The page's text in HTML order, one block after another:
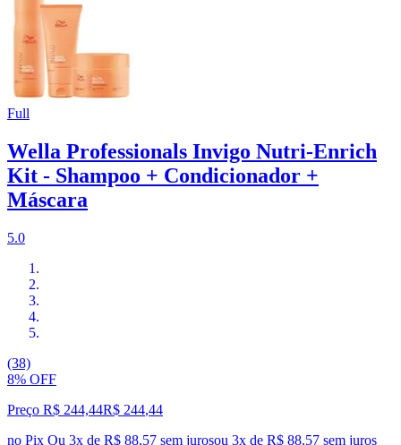
Full
Wella Professionals Invigo Nutri-Enrich
Kit - Shampoo + Condicionador +
Máscara
5.0
(38)
8% OFF
Preço R$ 244,44R$ 244,44
no Pix Ou 3x de R$ 88,57 sem jurosou 3x de R$ 88,57 sem juros